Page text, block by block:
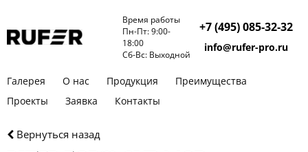
Галерея О нас Продукция
Преимущества
Проекты
Заявка Контакты
Время работы
Пн-Пт: 9:00-
18:00
Cб-Вс: Выходной
+7 (495) 085‑32‑32
info@rufer-pro.ru
Вернуться назад